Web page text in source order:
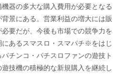
器の多大な購入費用が必要となる
景にある。営業利益の増大には販
要だが、今後も市場での競争力を
あるスマスロ・スマパチ※をはじ
チンコ・パチスロファンの遊技ト
技機の積極的な新規購入を継続し